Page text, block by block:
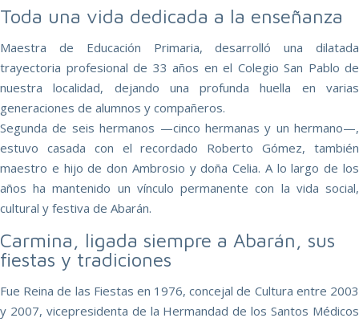
Toda una vida dedicada a la enseñanza
Maestra de Educación Primaria, desarrolló una dilatada
trayectoria profesional de 33 años en el Colegio San Pablo de
nuestra localidad, dejando una profunda huella en varias
generaciones de alumnos y compañeros.
Segunda de seis hermanos —cinco hermanas y un hermano—,
estuvo casada con el recordado Roberto Gómez, también
maestro e hijo de don Ambrosio y doña Celia. A lo largo de los
años ha mantenido un vínculo permanente con la vida social,
cultural y festiva de Abarán.
Carmina, ligada siempre a Abarán, sus
fiestas y tradiciones
Fue Reina de las Fiestas en 1976, concejal de Cultura entre 2003
y 2007, vicepresidenta de la Hermandad de los Santos Médicos